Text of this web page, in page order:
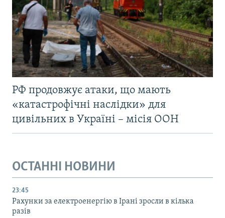
РФ продовжує атаки, що мають
«катастрофічні наслідки» для
цивільних в Україні – місія ООН
ОСТАННІ НОВИНИ
23:45
Рахунки за електроенергію в Ірані зросли в кілька
разів